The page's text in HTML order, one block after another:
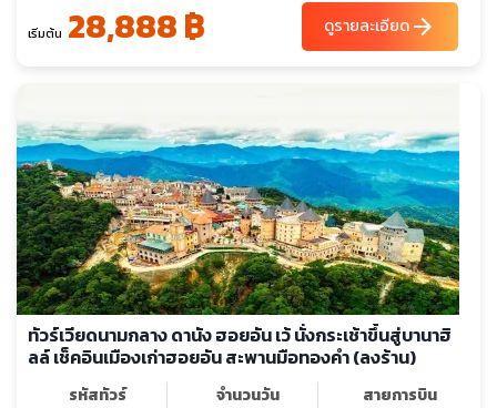
เริ่มต้น 28,888 ฿ ดูรายละเอียดarrow_forward
ทัวร์เวียดนามกลาง ดานัง ฮอยอัน เว้ นั่งกระเช้าขึ้นสู่บานาฮิ
ลล์ เช็คอินเมืองเก่าฮอยอัน สะพานมือทองคำ (ลงร้าน)
รหัสทัวร์ จำนวนวัน สายการบิน